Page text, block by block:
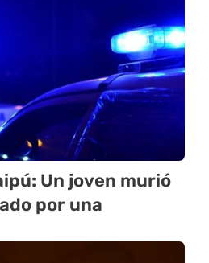
Un joven murió
por una